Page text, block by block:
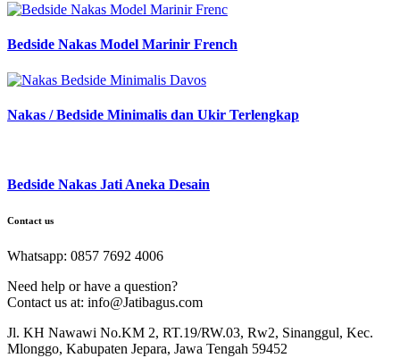
Bedside Nakas Model Marinir French
Nakas / Bedside Minimalis dan Ukir Terlengkap
Bedside Nakas Jati Aneka Desain
Contact us
Whatsapp: 0857 7692 4006
Need help or have a question?
Contact us at: info@Jatibagus.com
Jl. KH Nawawi No.KM 2, RT.19/RW.03, Rw2, Sinanggul, Kec.
Mlonggo, Kabupaten Jepara, Jawa Tengah 59452